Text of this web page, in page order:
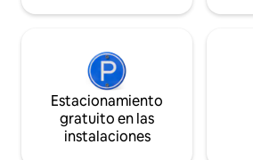
Estacionamiento
gratuito en las
instalaciones